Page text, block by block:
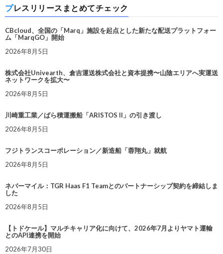
プレスリリースまとめてチェック
CBcloud、全国の「Marq」施設を起点とした新たな配送プラットフォー
ム「MarqGO」開始
2026年8月5日
株式会社Univearth、倉吉運送株式会社と資本提携〜山陰エリアへ実運送
ネットワークを拡大〜
2026年8月5日
川崎重工業／ばら積運搬船「ARISTOS II」の引き渡し
2026年8月5日
フジトランスコーポレーション／新造船「蓉翔丸」就航
2026年8月5日
ネバーマイル：TGR Haas F1 Teamとのパートナーシップ契約を締結しま
した
2026年8月5日
【トドケール】マルチキャリア化に向けて、2026年7月よりヤマト運輸
とのAPI連携を開始
2026年7月30日